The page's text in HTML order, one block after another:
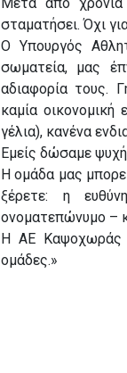
σταματήσει. Όχι
Ο Υπουργός
σωματεία, μας
αδιαφορία τους.
καμία
γέλια), κανένα
Εμείς δώσαμε
Η ομάδα μας
ξέρετε: η
ονοματεπώνυμο –
Η ΑΕ Καψοχωράς
ομάδες.»